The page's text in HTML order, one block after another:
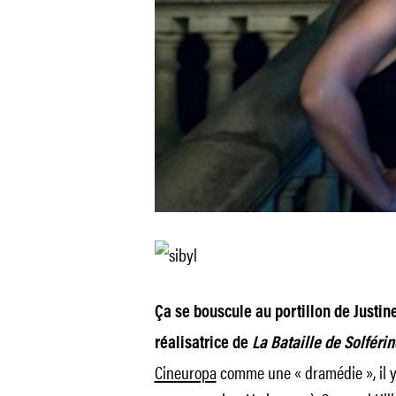
Ça se bouscule au portillon de
réalisatrice de La Bataille de
Cineuropacomme une « dramédie », il